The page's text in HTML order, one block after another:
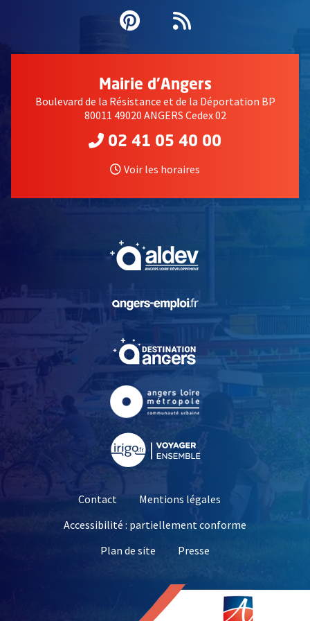
Pinterest
, Ouvre une
Flux RSS
Mairie d'Angers
Boulevard de la Résistance et de la Déportation BP
80011 49020 ANGERS Cedex 02
02 41 05 40 00
Voir les horaires
, Ouvre une nouvelle
, Ouvre une nouvelle
Contact
Mentions légales
Accessibilité : partiellement conforme
Plan de site
Presse